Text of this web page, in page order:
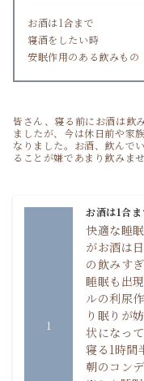
お酒は1合まで
寝酒をしたい時
安眠作用のある飲みもの
皆さん、寝る前にお酒は飲
ましたが、今は休日前や家
なりました。お酒、飲んで
ることが嫌であまり飲みま
1
お酒は1合
快適な睡
がお酒は
の飲みす
睡眠も出
ルの利尿
り眠りが
状になっ
寝る1時間
朝のコン